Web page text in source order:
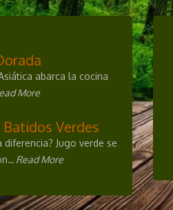
abarca la cocina
More
Batidos Verdes
diferencia? Jugo verde se
... Read More